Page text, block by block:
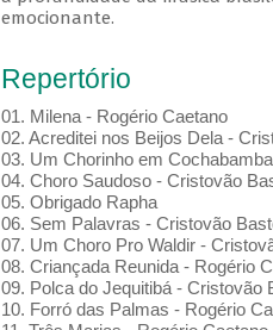
emocionante.
Repertório
01. Milena - Rogério Caetano
02. Acreditei nos Beijos Dela -
03. Um Chorinho em
04. Choro Saudoso - Cristovão
05. Obrigado Rapha
06. Sem Palavras - Cristovão
07. Um Choro Pro Waldir -
08. Criançada Reunida - Rogério
09. Polca do Jequitibá - Cristovão
10. Forró das Palmas - Rogério